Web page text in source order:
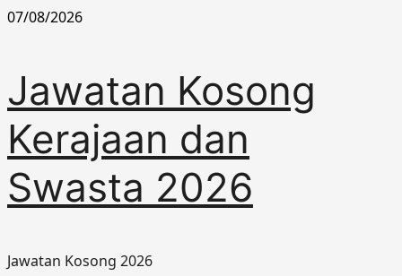
Skip
07/08/2026
Jawatan Kosong
Kerajaan dan
Swasta 2026
Jawatan Kosong 2026